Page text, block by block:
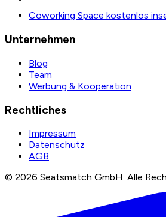
Coworking Space kostenlos
Unternehmen
Blog
Team
Werbung & Kooperation
Rechtliches
Impressum
Datenschutz
AGB
© 2026 Seatsmatch GmbH. Alle